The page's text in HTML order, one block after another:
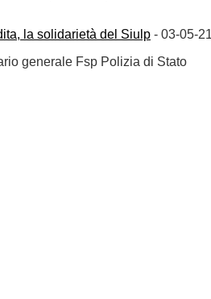
la solidarietà del Siulp - 03-05-
generale Fsp Polizia di Stato